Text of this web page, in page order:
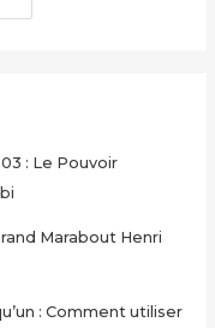
: Le Pouvoir
Marabout Henri
: Comment utiliser